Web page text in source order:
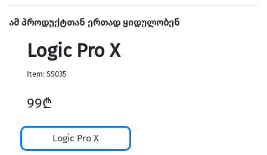
Home & Speakers
Holders & Vlog
ამ პროდუქტთან ერთად ყიდულობენ
Logic Pro X
Item: SS035
99₾
Logic Pro X